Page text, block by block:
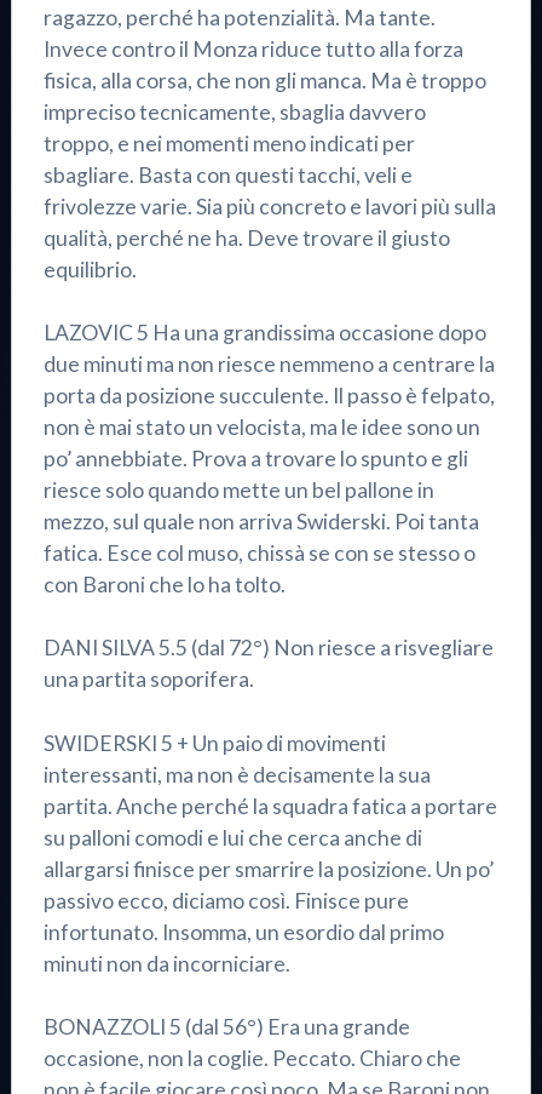
ragazzo, perché ha potenzialità. Ma tante.
Invece contro il Monza riduce tutto alla forza
fisica, alla corsa, che non gli manca. Ma è troppo
impreciso tecnicamente, sbaglia davvero
troppo, e nei momenti meno indicati per
sbagliare. Basta con questi tacchi, veli e
frivolezze varie. Sia più concreto e lavori più sulla
qualità, perché ne ha. Deve trovare il giusto
equilibrio.
LAZOVIC 5 Ha una grandissima occasione dopo
due minuti ma non riesce nemmeno a centrare la
porta da posizione succulente. Il passo è felpato,
non è mai stato un velocista, ma le idee sono un
po’ annebbiate. Prova a trovare lo spunto e gli
riesce solo quando mette un bel pallone in
mezzo, sul quale non arriva Swiderski. Poi tanta
fatica. Esce col muso, chissà se con se stesso o
con Baroni che lo ha tolto.
DANI SILVA 5.5 (dal 72°) Non riesce a risvegliare
una partita soporifera.
SWIDERSKI 5 + Un paio di movimenti
interessanti, ma non è decisamente la sua
partita. Anche perché la squadra fatica a portare
su palloni comodi e lui che cerca anche di
allargarsi finisce per smarrire la posizione. Un po’
passivo ecco, diciamo così. Finisce pure
infortunato. Insomma, un esordio dal primo
minuti non da incorniciare.
BONAZZOLI 5 (dal 56°) Era una grande
occasione, non la coglie. Peccato. Chiaro che